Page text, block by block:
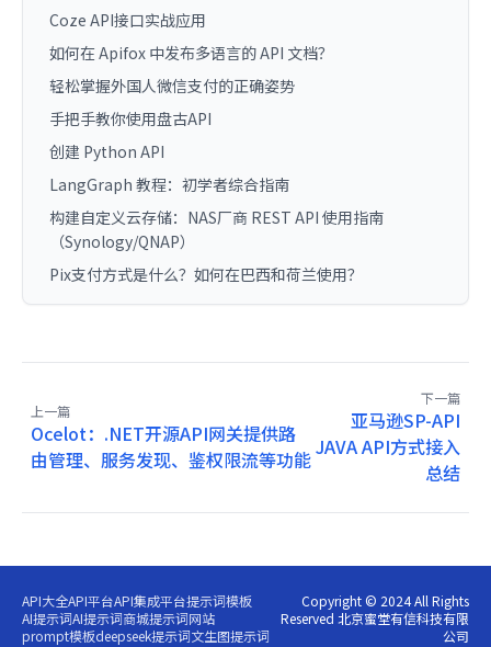
Coze API接口实战应用
如何在 Apifox 中发布多语言的 API 文档？
轻松掌握外国人微信支付的正确姿势
手把手教你使用盘古API
创建 Python API
LangGraph 教程：初学者综合指南
构建自定义云存储：NAS厂商 REST API 使用指南
（Synology/QNAP）
Pix支付方式是什么？如何在巴西和荷兰使用？
上一篇
Ocelot：.NET开源API网关提供路
由管理、服务发现、鉴权限流等功能
下一篇
亚马逊SP-API
JAVA API方式接入
总结
API大全API平台API集成平台提示词模板
AI提示词AI提示词商城提示词网站
prompt模板deepseek提示词文生图提示词
Copyright © 2024 All Rights
Reserved 北京蜜堂有信科技有限
公司